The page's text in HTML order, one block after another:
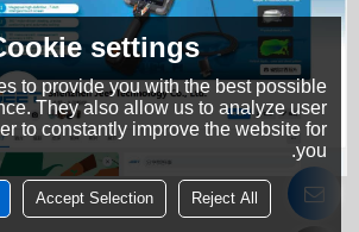
settings
to provide you with the best possible
They also allow us to analyze user
to constantly improve the website for
you.
Reject All
Accept Selection